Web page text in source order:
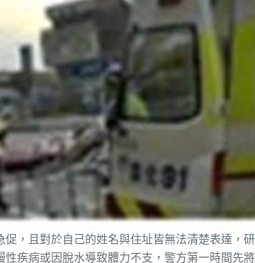
，且對於自己的姓名與住址皆無法清楚表達，
疾病或因脫水導致體力不支，警方第一時間先